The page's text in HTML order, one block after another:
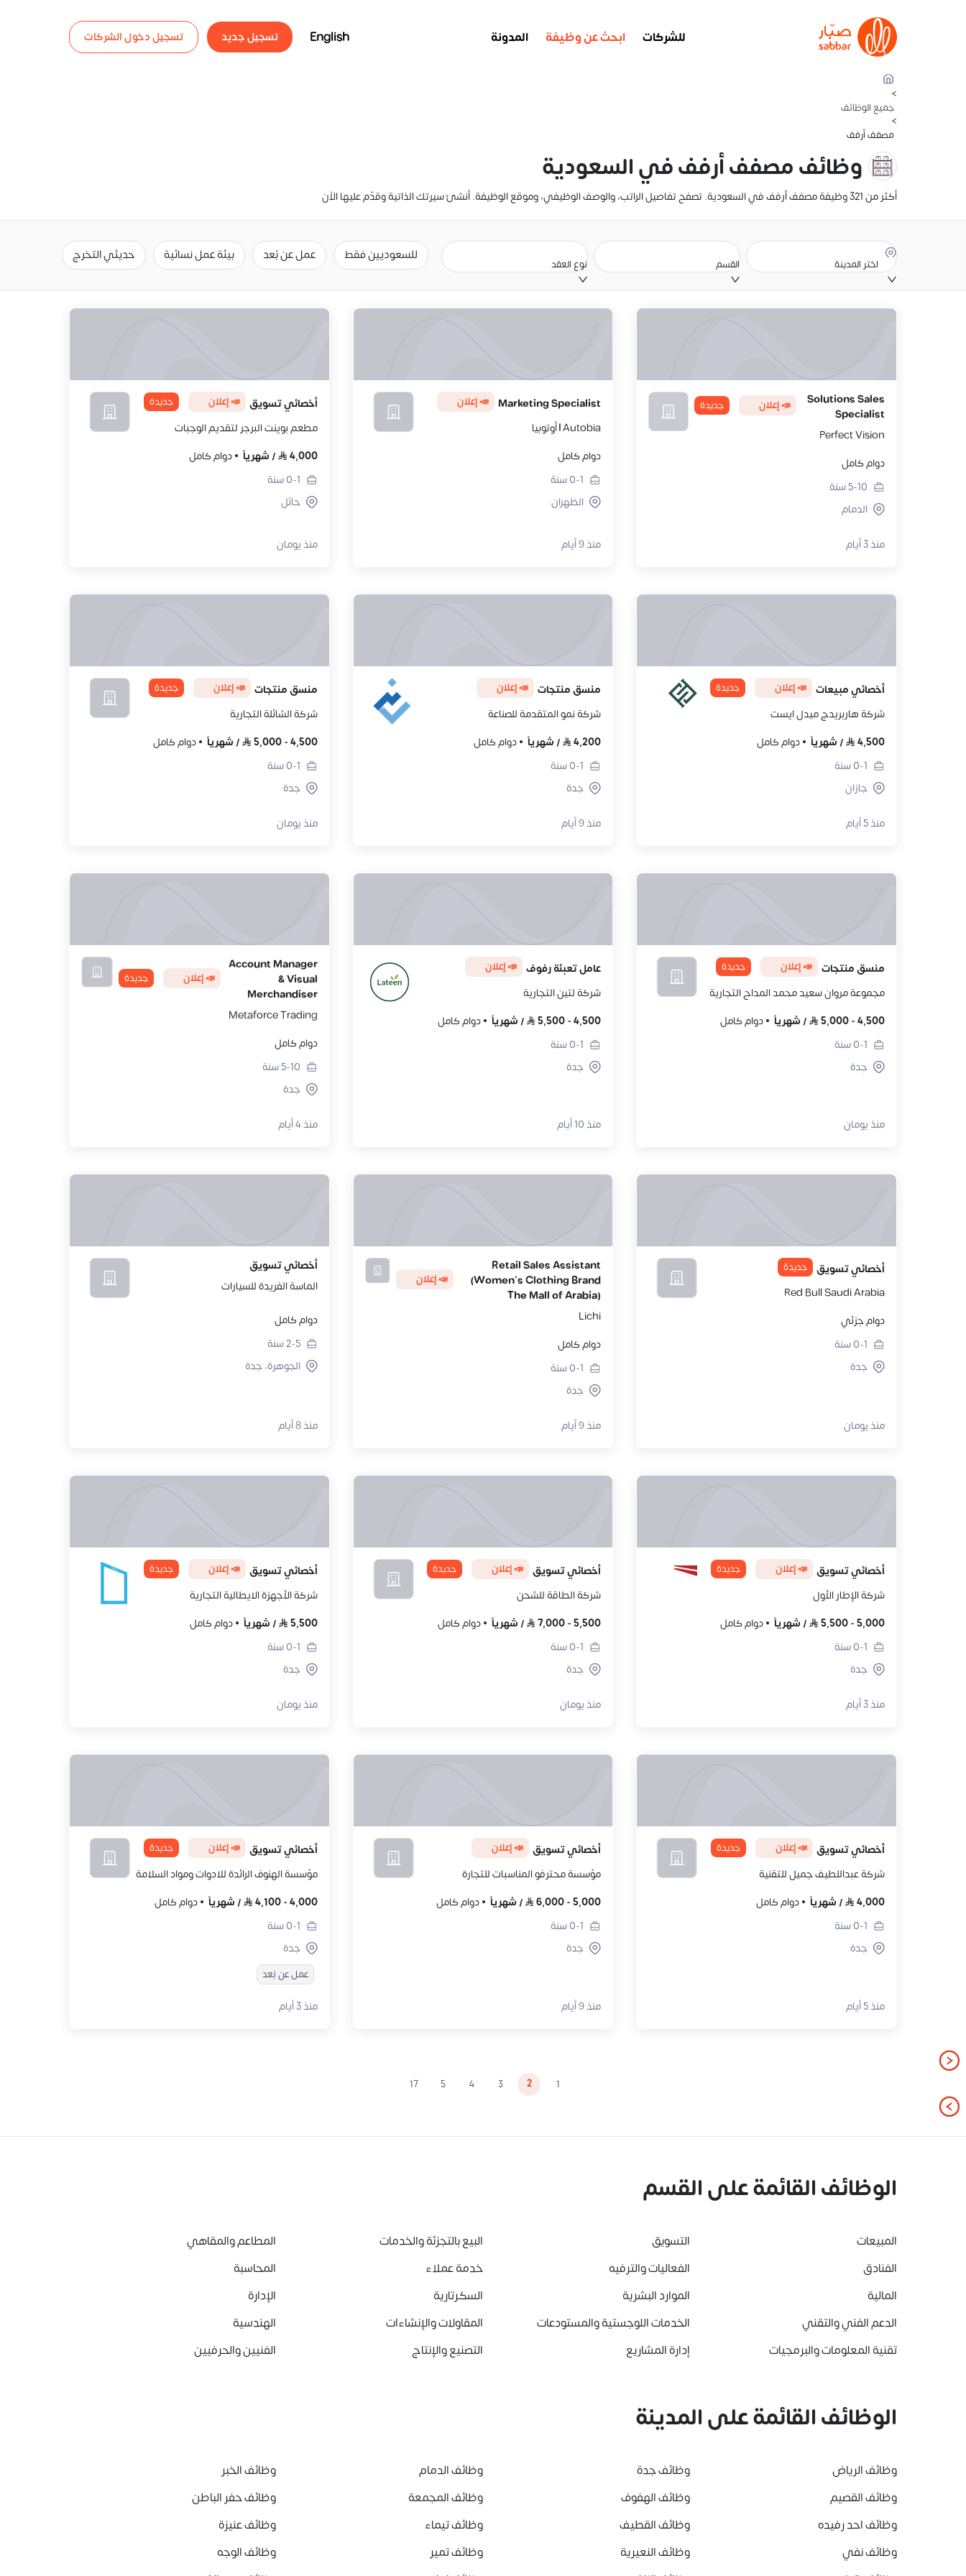
للشركات ابحث عن وظيفة المدونة English تسجيل جديد تسجيل دخول الشركات
>
جميع الوظائف
>
مصفف أرفف
وظائف مصفف أرفف في السعودية
أكثر من 321 وظيفة مصفف أرفف في السعودية. تصفح تفاصيل الراتب، والوصف الوظيفي، وموقع الوظيفة. أنشئ سيرتك الذاتية وقدّم عليها الآن
اختر المدينة القسم نوع العقد
للسعوديين فقط عمل عن بُعد بيئة عمل نسائية حديثي التخرج
Solutions Sales
Specialist
📣 إعلان جديدة
Perfect Vision
دوام كامل
5-10سنة
الدمام
منذ 3 أيام
Marketing Specialist 📣 إعلان
Autobia | أوتوبيا
دوام كامل
0-1سنة
الظهران
منذ 9 أيام
أخصائي تسويق 📣 إعلان جديدة
مطعم بوينت البرجر لتقديم الوجبات
4,000
/ شهرياً
دوام كامل
0-1سنة
حائل
منذ يومان
أخصائي مبيعات 📣 إعلان جديدة
شركة هاربريدج ميدل ايست
4,500
/ شهرياً
دوام كامل
0-1سنة
جازان
منذ 5 أيام
منسق منتجات 📣 إعلان
شركة نمو المتقدمة للصناعة
4,200
/ شهرياً
دوام كامل
0-1سنة
جدة
منذ 9 أيام
منسق منتجات 📣 إعلان جديدة
شركة الشائلة التجارية
4,500
-
5,000
/ شهرياً
دوام كامل
0-1سنة
جدة
منذ يومان
منسق منتجات 📣 إعلان جديدة
مجموعة مروان سعيد محمد المداح التجارية
4,500
-
5,000
/ شهرياً
دوام كامل
0-1سنة
جدة
منذ يومان
عامل تعبئة رفوف 📣 إعلان
شركة لتين التجارية
4,500
-
5,500
/ شهرياً
دوام كامل
0-1سنة
جدة
منذ 10 أيام
Account Manager
& Visual
Merchandiser
📣 إعلان جديدة
Metaforce Trading
دوام كامل
5-10سنة
جدة
منذ 4 أيام
أخصائي تسويق جديدة
Red Bull Saudi Arabia
دوام جزئي
0-1سنة
جدة
منذ يومان
Retail Sales Assistant
(Women's Clothing Brand
The Mall of Arabia)
📣 إعلان
Lichi
دوام كامل
0-1سنة
جدة
منذ 9 أيام
أخصائي تسويق
الماسة الفريدة للسيارات
دوام كامل
2-5سنة
الجوهرة، جدة
منذ 8 أيام
أخصائي تسويق 📣 إعلان جديدة
شركة الإطار الأول
5,000
-
5,500
/ شهرياً
دوام كامل
0-1سنة
جدة
منذ 3 أيام
أخصائي تسويق 📣 إعلان جديدة
شركة الطاقة للشحن
5,500
-
7,000
/ شهرياً
دوام كامل
0-1سنة
جدة
منذ يومان
أخصائي تسويق 📣 إعلان جديدة
شركة الأجهزة الايطالية التجارية
5,500
/ شهرياً
دوام كامل
0-1سنة
جدة
منذ يومان
أخصائي تسويق 📣 إعلان جديدة
شركة عبداللطيف جميل للتقنية
4,000
/ شهرياً
دوام كامل
0-1سنة
جدة
منذ 5 أيام
أخصائي تسويق 📣 إعلان
مؤسسة محترفو المناسبات للتجارة
5,000
-
6,000
/ شهرياً
دوام كامل
0-1سنة
جدة
منذ 9 أيام
أخصائي تسويق 📣 إعلان جديدة
مؤسسة الهنوف الرائدة للادوات ومواد السلامة
4,000
-
4,100
/ شهرياً
دوام كامل
0-1سنة
جدة
عمل عن بُعد
منذ 3 أيام
1
2
3
4
5
17
الوظائف القائمة على القسم
المبيعات التسويق البيع بالتجزئة والخدمات
المطاعم والمقاهي
الفنادق
الفعاليات والترفيه خدمة عملاء
المحاسبة
المالية
الموارد البشرية السكرتارية
الإدارة
الدعم الفني والتقني
الخدمات اللوجستية والمستودعات المقاولات والإنشاءات
الهندسية
تقنية المعلومات والبرمجيات
إدارة المشاريع التصنيع والإنتاج الفنيين والحرفيين
الوظائف القائمة على المدينة
وظائف الرياض وظائف جدة وظائف الدمام
وظائف الخبر
وظائف القصيم
وظائف الهفوف وظائف المجمعة
وظائف حفر الباطن
وظائف احد رفيده
وظائف القطيف وظائف تيماء
وظائف عنيزة
وظائف نفي
وظائف النعيرية وظائف تمير
وظائف الوجه